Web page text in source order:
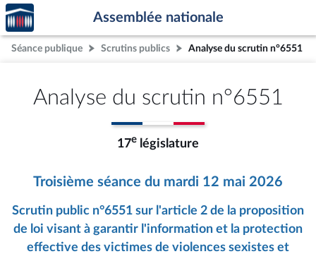
Aller au contenu
Aller en bas de la page
Accèder
à la
page
d'accueil
Assemblée nationale
Séance publique Scrutins publics Analyse du scrutin n°6551
Analyse du scrutin n°6551
17e législature
Troisième séance du mardi 12 mai 2026
Scrutin public n°6551 sur l'article 2 de la proposition
de loi visant à garantir l'information et la protection
effective des victimes de violences sexistes et